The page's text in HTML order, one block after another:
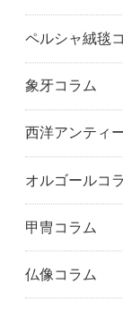
ペルシャ絨毯
象牙コラム
西洋アンティ
オルゴールコ
甲冑コラム
仏像コラム